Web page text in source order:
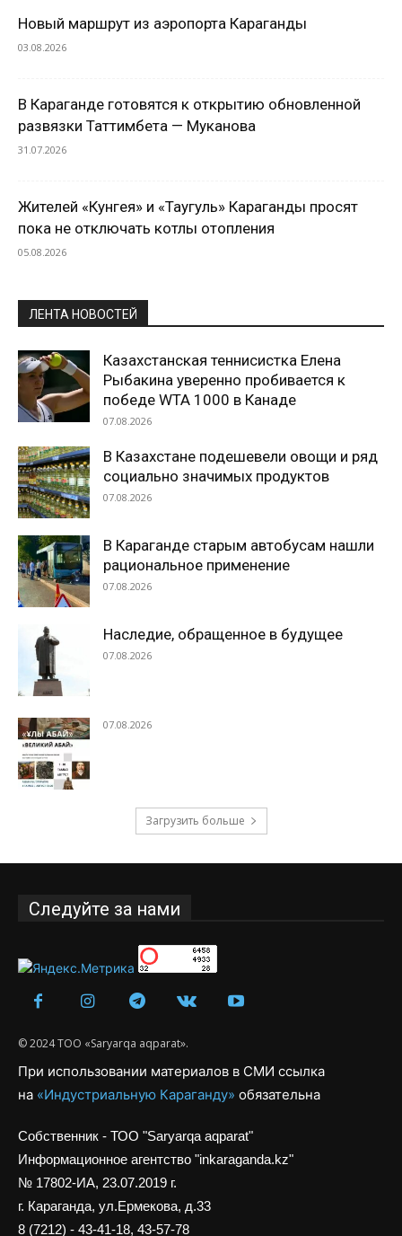
Новый маршрут из аэропорта Караганды
03.08.2026
В Караганде готовятся к открытию обновленной
развязки Таттимбета — Муканова
31.07.2026
Жителей «Кунгея» и «Таугуль» Караганды просят
пока не отключать котлы отопления
05.08.2026
ЛЕНТА НОВОСТЕЙ
Казахстанская теннисистка Елена
Рыбакина уверенно пробивается к
победе WTA 1000 в Канаде
07.08.2026
В Казахстане подешевели овощи и ряд
социально значимых продуктов
07.08.2026
В Караганде старым автобусам нашли
рациональное применение
07.08.2026
Наследие, обращенное в будущее
07.08.2026
07.08.2026
Загрузить больше
Следуйте за нами
© 2024 ТОО «Saryarqa aqparat».
При использовании материалов в СМИ ссылка
на «Индустриальную Караганду» обязательна
Собственник - ТОО "Saryarqa aqparat"
Информационное агентство "inkaraganda.kz"
№ 17802-ИА, 23.07.2019 г.
г. Караганда, ул.Ермекова, д.33
8 (7212) - 43-41-18, 43-57-78